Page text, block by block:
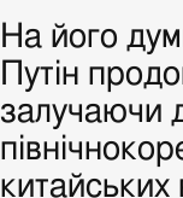
На його
Путін
залучаючи
китайських